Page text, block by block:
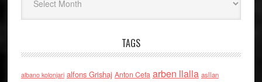
TAGS
albano kolonjari alfons Grishaj Anton Cefa arben llalla asllan